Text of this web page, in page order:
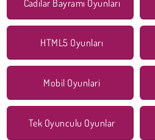
Cadılar Bayramı Oyunları
HTML5 Oyunları
Mobil Oyunlari
Tek Oyunculu Oyunlar